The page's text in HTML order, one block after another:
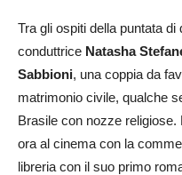
Tra gli ospiti della puntata di
conduttrice Natasha
Sabbioni, una coppia da
matrimonio civile, qualche
Brasile con nozze religiose.
ora al cinema con la
libreria con il suo primo